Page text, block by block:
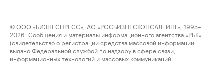
© ООО «БИЗНЕСПРЕСС», АО «РОСБИЗНЕСКОНСАЛТИНГ», 1995–
2026. Сообщения и материалы информационного агентства «РБК»
(свидетельство о регистрации средства массовой информации
выдано Федеральной службой по надзору в сфере связи,
информационных технологий и массовых коммуникаций